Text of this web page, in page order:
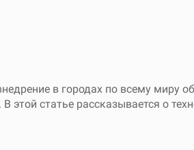
в городах по всему миру
статье рассказывается о